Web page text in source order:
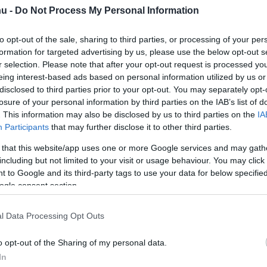
- Do Not Process My Personal Information
opt-out of the sale, sharing to third parties, or processing of your
for targeted advertising by us, please use the below opt-out
selection. Please note that after your opt-out request is processed
interest-based ads based on personal information utilized by us
to third parties prior to your opt-out. You may separately
of your personal information by third parties on the IAB’s list of
This information may also be disclosed by us to third parties on the
Participants that may further disclose it to other third parties.
that this website/app uses one or more Google services and may
but not limited to your visit or usage behaviour. You may
to Google and its third-party tags to use your data for below
consent section.
Data Processing Opt Outs
opt-out of the Sharing of my personal data.
róla.
jeleztük, a Borussia
támadója, a mindössze 17
Isakra.
tájékoztatása szerint hosszú távú
de mivel még kiskorú játékosról van